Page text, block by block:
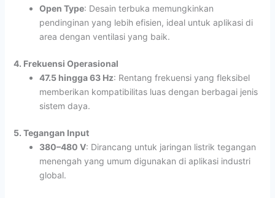
Open Type: Desain terbuka memungkinkan
pendinginan yang lebih efisien, ideal untuk aplikasi di
area dengan ventilasi yang baik.
4. Frekuensi Operasional
47.5 hingga 63 Hz: Rentang frekuensi yang fleksibel
memberikan kompatibilitas luas dengan berbagai jenis
sistem daya.
5. Tegangan Input
380–480 V: Dirancang untuk jaringan listrik tegangan
menengah yang umum digunakan di aplikasi industri
global.